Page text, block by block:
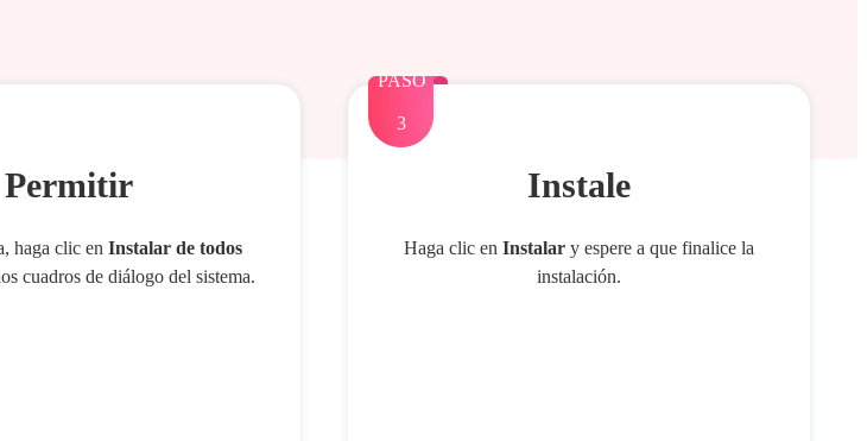
Permitir
haga clic enInstalar de todos
cuadros de diálogo del sistema.
Instale
Haga clic en Instalary espere a que finalice la
instalación.
PASO
3